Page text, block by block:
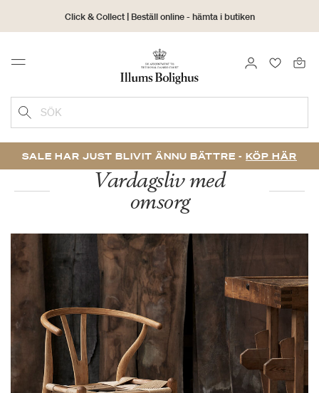
Click & Collect | Beställ online - hämta i butiken
30 dagars returrätt
Menu LOGGA IN
SÖK
SALE HAR JUST BLIVIT ÄNNU BÄTTRE - KÖP HÄR
Vardagsliv med
omsorg